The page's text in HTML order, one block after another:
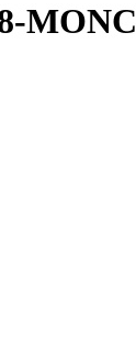
MONC